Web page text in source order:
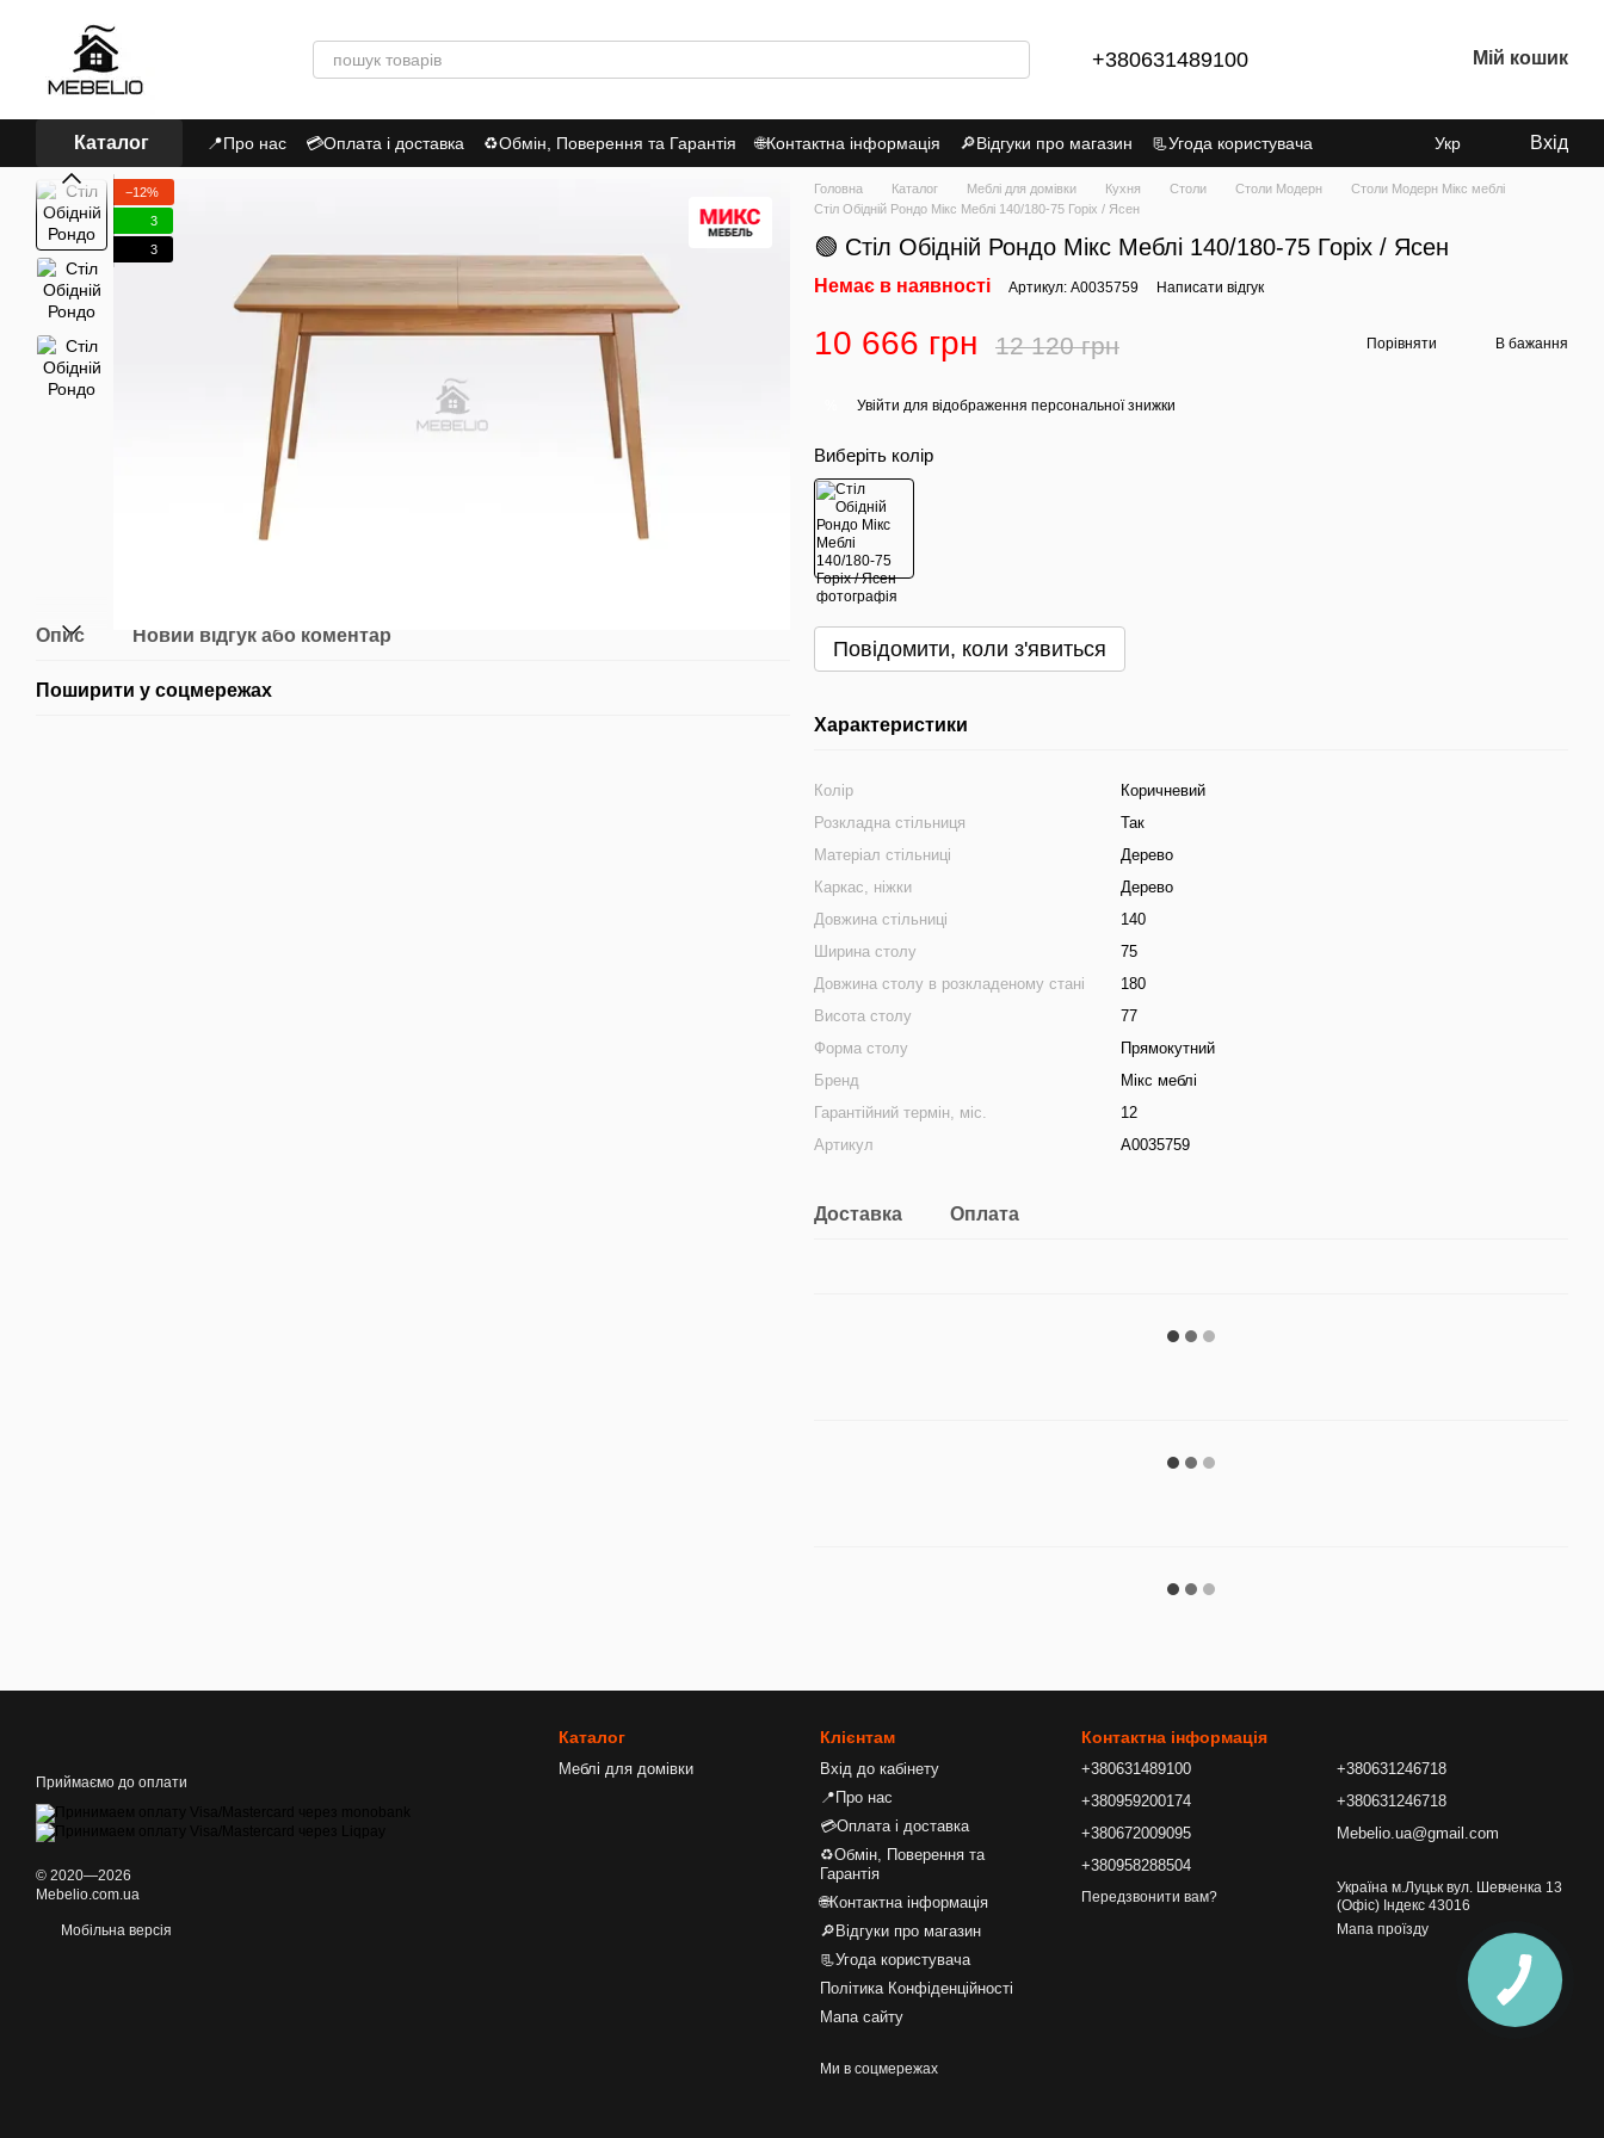
+380631489100 Мій кошик
Каталог 📍Про нас 💳Оплата і доставка ♻Обмін, Поверення та Гарантія 🌐Контактна інформація 🔎Відгуки про магазин
📃Угода користувача
Політика Конфіденційності
Укр Вхід
−12%
3
3
Опис Новий відгук або коментар
Поширити у соцмережах
Головна Каталог Меблі для домівки Кухня Столи Столи Модерн
Столи Модерн Мікс меблі
Стіл Обідній Рондо Мікс Меблі 140/180-75 Горіх / Ясен
🟢 Стіл Обідній Рондо Мікс Меблі 140/180-75 Горіх / Ясен
Немає в наявності Артикул: А0035759 Написати відгук
10 666 грн 12 120 грн Порівняти В бажання
Увійти для відображення персональної знижки
Виберіть колір
Повідомити, коли з'явиться
Характеристики
Колір
Коричневий
Розкладна стільниця
Так
Матеріал стільниці
Дерево
Каркас, ніжки
Дерево
Довжина стільниці
140
Ширина столу
75
Довжина столу в розкладеному стані
180
Висота столу
77
Форма столу
Прямокутний
Бренд
Мікс меблі
Гарантійний термін, міс.
12
Артикул
А0035759
Доставка Оплата
Приймаємо до оплати
© 2020—2026
Mebelio.com.ua
Мобільна версія
Каталог
Меблі для домівки
Клієнтам
Вхід до кабінету
📍Про нас
💳Оплата і доставка
♻Обмін, Поверення та
Гарантія
🌐Контактна інформація
🔎Відгуки про магазин
📃Угода користувача
Політика Конфіденційності
Мапа сайту
Ми в соцмережах
Контактна інформація
+380631489100
+380959200174
+380672009095
+380958288504
Передзвонити вам?
+380631246718
+380631246718
Mebelio.ua@gmail.com
Україна м.Луцьк вул. Шевченка 13
(Офіс) Індекс 43016
Мапа проїзду